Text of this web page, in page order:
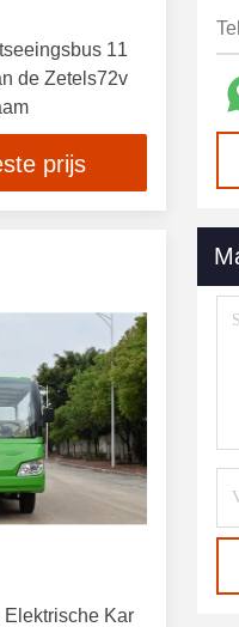
11
de Zetels72v
prijs
Kar